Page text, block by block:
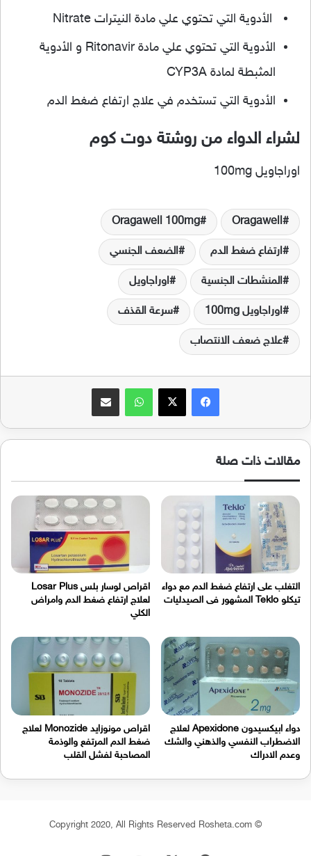
الأدوية التي تحتوي علي مادة النيترات Nitrate
الأدوية التي تحتوي علي مادة Ritonavir و الأدوية
المثبطة لمادة CYP3A
الأدوية التي تستخدم في علاج ارتفاع ضغط الدم
لشراء الدواء من روشتة دوت كوم
اوراجاويل 100mg
Oragawell
Oragawell 100mg
ارتفاع ضغط الدم الضعف الجنسي
المنشطات الجنسية اوراجاويل
اوراجاويل 100mg سرعة القذف
علاج ضعف الانتصاب
فيسبوك واتساب
مقالات ذات صلة
التغلب على ارتفاع ضغط الدم مع دواء
تيكلو Teklo المشهور فى الصيدليات
اقراص لوسار بلس Losar Plus
لعلاج ارتفاع ضغط الدم وامراض
الكلي
دواء ابيكسيدون Apexidone لعلاج
الاضطراب النفسي والذهني والشك
وعدم الادراك
اقراص مونوزايد Monozide لعلاج
ضغط الدم المرتفع والوذمة
المصاحبة لفشل القلب
© Copyright 2020, All Rights Reserved Rosheta.com